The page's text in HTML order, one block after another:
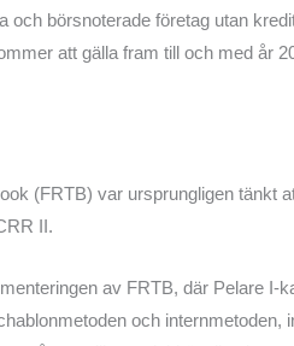
börsnoterade företag utan
att gälla fram till och med år
(FRTB) var ursprungligen tänkt
II.
av FRTB, där Pelare I-
och